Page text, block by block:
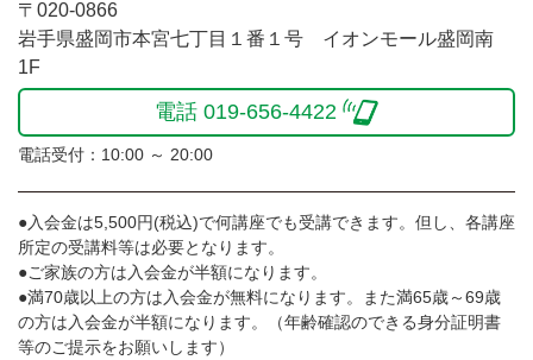
〒020-0866
岩手県盛岡市本宮七丁目１番１号 イオンモール盛岡南
1F
電話 019-656-4422
電話受付：10:00 ～ 20:00
●入会金は5,500円(税込)で何講座でも受講できます。但し、各講座
所定の受講料等は必要となります。
●ご家族の方は入会金が半額になります。
●満70歳以上の方は入会金が無料になります。また満65歳～69歳
の方は入会金が半額になります。（年齢確認のできる身分証明書
等のご提示をお願いします）